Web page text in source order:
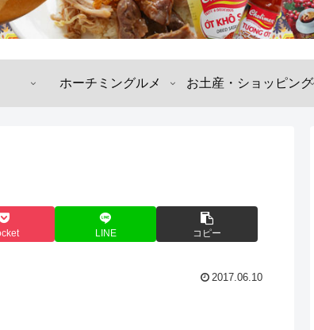
ホーチミングルメ お土産・ショッピング
LINE コピー
2017.06.10